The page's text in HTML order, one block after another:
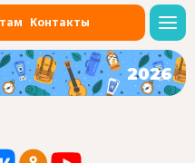
Контакты
2026